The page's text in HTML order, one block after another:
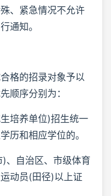
、紧急情况不允许
通知。
格的招录对象予以
顺序分别为：
培养单位)招生统一
历和相应学位的。
、自治区、市级体育
动员(田径)以上证